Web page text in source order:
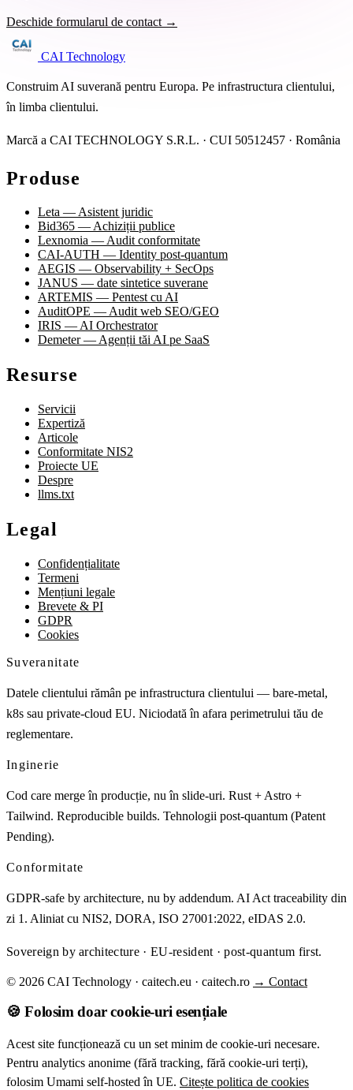
Deschide formularul de contact →
CAI Technology
Construim AI suverană pentru Europa. Pe infrastructura clientului,
în limba clientului.
Marcă a CAI TECHNOLOGY S.R.L. · CUI 50512457 · România
Produse
Leta — Asistent juridic
Bid365 — Achiziții publice
Lexnomia — Audit conformitate
CAI-AUTH — Identity post-quantum
AEGIS — Observability + SecOps
JANUS — date sintetice suverane
ARTEMIS — Pentest cu AI
AuditOPE — Audit web SEO/GEO
IRIS — AI Orchestrator
Demeter — Agenții tăi AI pe SaaS
Resurse
Servicii
Expertiză
Articole
Conformitate NIS2
Proiecte UE
Despre
llms.txt
Legal
Confidențialitate
Termeni
Mențiuni legale
Brevete & PI
GDPR
Cookies
Suveranitate
Datele clientului rămân pe infrastructura clientului — bare-metal,
k8s sau private-cloud EU. Niciodată în afara perimetrului tău de
reglementare.
Inginerie
Cod care merge în producție, nu în slide-uri. Rust + Astro +
Tailwind. Reproducible builds. Tehnologii post-quantum (Patent
Pending).
Conformitate
GDPR-safe by architecture, nu by addendum. AI Act traceability din
zi 1. Aliniat cu NIS2, DORA, ISO 27001:2022, eIDAS 2.0.
Sovereign by architecture · EU-resident · post-quantum first.
© 2026 CAI Technology · caitech.eu · caitech.ro → Contact
🍪 Folosim doar cookie-uri esențiale
Acest site funcționează cu un set minim de cookie-uri necesare.
Pentru analytics anonime (fără tracking, fără cookie-uri terți),
folosim Umami self-hosted în UE. Citește politica de cookies